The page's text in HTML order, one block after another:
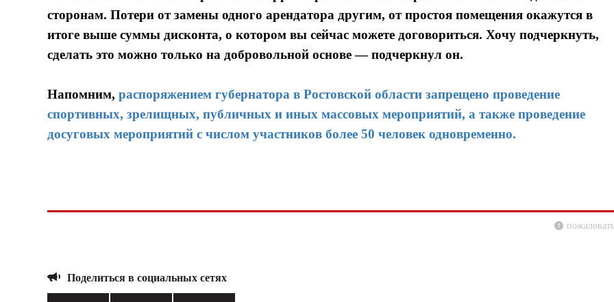
сторонам. Потери от замены одного арендатора другим, от простоя помещения окажутся в
итоге выше суммы дисконта, о котором вы сейчас можете договориться. Хочу подчеркнуть,
сделать это можно только на добровольной основе — подчеркнул он.
Напомним, распоряжением губернатора в Ростовской области запрещено проведение
спортивных, зрелищных, публичных и иных массовых мероприятий, а также проведение
досуговых мероприятий с числом участников более 50 человек одновременно.
Поделиться в социальных сетях